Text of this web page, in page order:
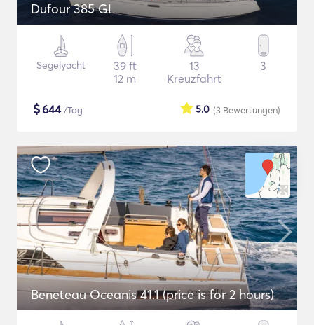
Dufour 385 GL
Segelyacht
39 ft
12 m
13
Kreuzfahrt
3
$644/Tag (3 Bewertungen)
5.0
Beneteau Oceanis 41.1 (price is for 2 hours)